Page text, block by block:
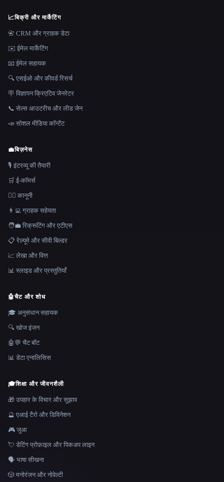
📈बिक्री और मार्केटिंग
📇 CRM और ग्राहक डेटा
✉️ ईमेल मार्केटिंग
📧 ईमेल सहायक
🔍 एसईओ और कीवर्ड रिसर्च
🪧 विज्ञापन क्रिएटिव जेनरेटर
📞 सेल्स आउटरीच और लीड जेन
📣 सोशल मीडिया कॉन्टेंट
💼बिज़नेस
🎙️ इंटरव्यू की तैयारी
🛒 ई-कॉमर्स
👩‍⚖️ कानूनी
👨‍💻 ग्राहक सहेयता
🧑‍💼 रिक्रूटिंग और एटीएस
📋 रेज़्यूमे और सीवी बिल्डर
📈 लेखा और वित्त
📊 स्लाइड और प्रस्तुतियाँ
🤖चैट और शोध
🎓 अनुसंधान सहायक
🔍 खोज इंजन
🤖💬 चैट बॉट
📊 डेटा एनालिसिस
🎓शिक्षा और जीवनशैली
🎁 उपहार के विचार और सुझाव
🔮 एआई टैरो और डिविनेशन
🎮 जुआ
💘 डेटिंग प्रोफ़ाइल और पिकअप लाइन
🗣️ भाषा सीखना
🎲 मनोरंजन और नोवेल्टी